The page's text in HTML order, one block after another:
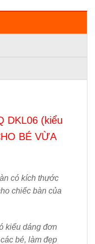
DKL06 (kiểu
BÉ VỪA
có kích thước
chiếc bàn của
kiểu dáng đơn
bé, làm đẹp